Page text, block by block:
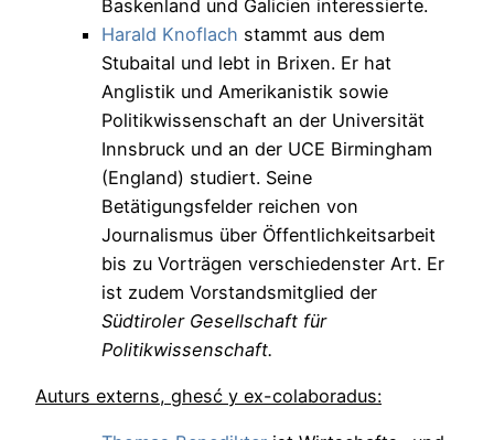
Baskenland und Galicien interessierte.
Harald Knoflach stammt aus dem
Stubaital und lebt in Brixen. Er hat
Anglistik und Amerikanistik sowie
Politikwissenschaft an der Universität
Innsbruck und an der UCE Birmingham
(England) studiert. Seine
Betätigungsfelder reichen von
Journalismus über Öffentlichkeitsarbeit
bis zu Vorträgen verschiedenster Art. Er
ist zudem Vorstandsmitglied der
Südtiroler Gesellschaft für
Politikwissenschaft.
Auturs externs, ghesć y ex-colaboradus: